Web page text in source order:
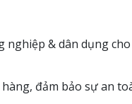
& dân dụng cho
đảm bảo sự an